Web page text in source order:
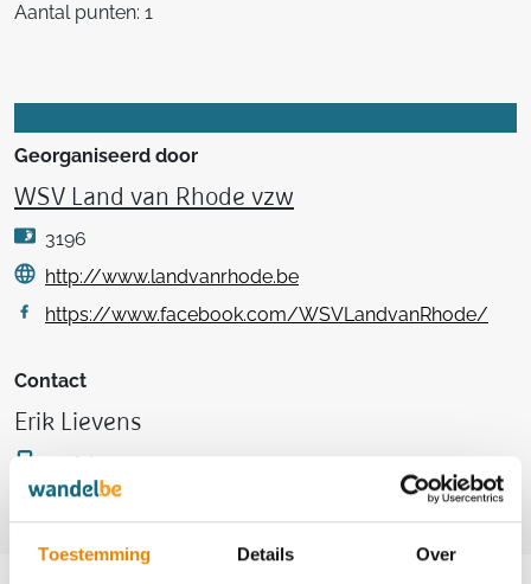
Toestemming Details Over
Aantal punten: 1
Georganiseerd door
WSV Land van Rhode vzw
3196
http://www.landvanrhode.be
https://www.facebook.com/WSVLandvanRhode/
Contact
Erik Lievens
+32(0)475 78 11 96
erik-lievens@skynet.be
Aankomende wandeltochten van deze